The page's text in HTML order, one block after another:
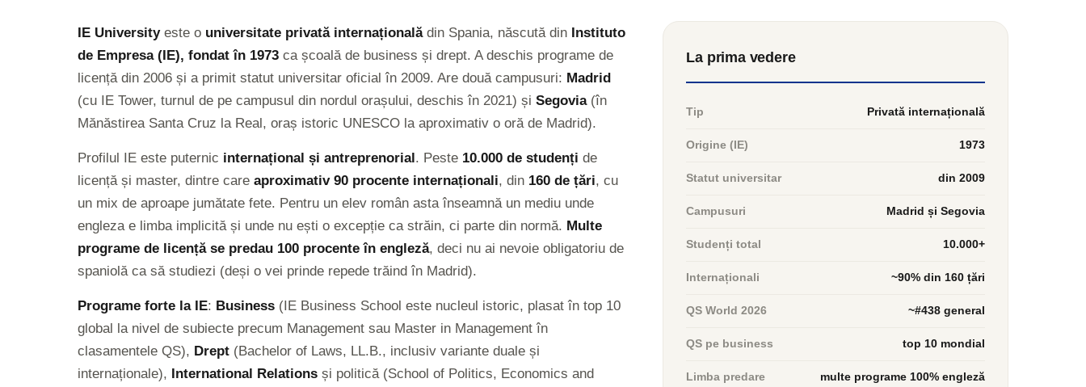
IE Universityeste o universitate privată internaționalădin Spania, născută din Instituto
de Empresa (IE), fondat în 1973 ca școală de business și drept. A deschis programe de
licență din 2006 și a primit statut universitar oficial în 2009. Are două campusuri: Madrid
(cu IE Tower, turnul de pe campusul din nordul orașului, deschis în 2021) și Segovia(în
Mănăstirea Santa Cruz la Real, oraș istoric UNESCO la aproximativ o oră de Madrid).
Profilul IE este puternic internațional și antreprenorial. Peste 10.000 de studenți de
licență și master, dintre care aproximativ 90 procente internaționali, din 160 de țări, cu
un mix de aproape jumătate fete. Pentru un elev român asta înseamnă un mediu unde
engleza e limba implicită și unde nu ești o excepție ca străin, ci parte din normă. Multe
programe de licență se predau 100 procente în engleză, deci nu ai nevoie obligatoriu de
spaniolă ca să studiezi (deși o vei prinde repede trăind în Madrid).
Programe forte la IE: Business (IE Business School este nucleul istoric, plasat în top 10
global la nivel de subiecte precum Management sau Master in Management în
clasamentele QS), Drept (Bachelor of Laws, LL.B., inclusiv variante duale și
internaționale), International Relations și politică (School of Politics, Economics and
La prima vedere
Tip Privată internațională
Origine (IE) 1973
Statut universitar din 2009
Campusuri Madrid și Segovia
Studenți total 10.000+
Internaționali ~90% din 160 țări
QS World 2026 ~#438 general
QS pe business top 10 mondial
Limba predare multe programe 100% engleză